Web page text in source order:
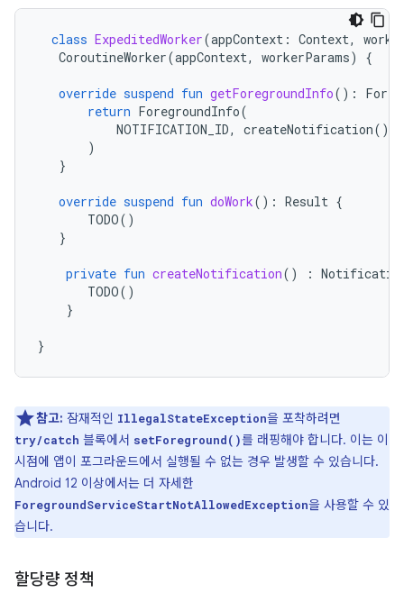
class ExpeditedWorker(appContext : Context,
CoroutineWorker(appContext, workerParams) {
override suspend fun getForegroundInfo():
return ForegroundInfo(
NOTIFICATION_ID, createNotification()
)
}
override suspend fun doWork(): Result {
TODO()
}
private fun createNotification() :
TODO()
}
}
참고: 잠재적인 IllegalStateException을 포착하려면
try/catch 블록에서 setForeground()를 래핑해야 합니다. 이는 이
시점에 앱이 포그라운드에서 실행될 수 없는 경우 발생할 수 있습니다.
Android 12 이상에서는 더 자세한
ForegroundServiceStartNotAllowedException을 사용할 수 있
습니다.
할당량 정책